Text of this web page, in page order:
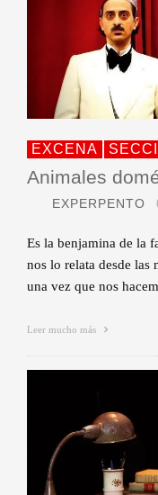
EXCENA
Animales
EXPERPENTO
Es la benjamina de la
nos lo relata desde las
una vez que nos
Leer mucho más